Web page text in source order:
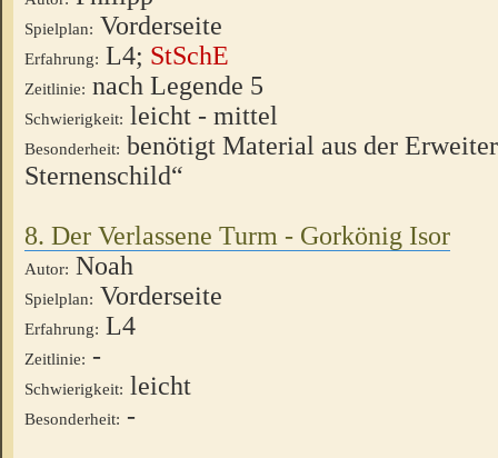
Spielplan: Vorderseite
Erfahrung: L4; StSchE
Zeitlinie: nach Legende 5
Schwierigkeit: leicht - mittel
Besonderheit: benötigt Material aus der
Sternenschild“
8. Der Verlassene Turm - Gorkönig Isor
Autor: Noah
Spielplan: Vorderseite
Erfahrung: L4
Zeitlinie: -
Schwierigkeit: leicht
Besonderheit: -